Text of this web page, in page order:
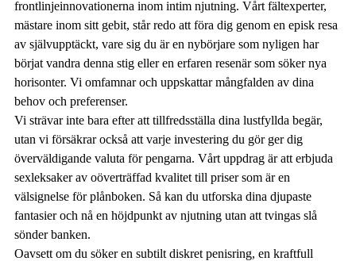
frontlinjeinnovationerna inom intim njutning. Vårt fältexperter,
mästare inom sitt gebit, står redo att föra dig genom en episk resa
av självupptäckt, vare sig du är en nybörjare som nyligen har
börjat vandra denna stig eller en erfaren resenär som söker nya
horisonter. Vi omfamnar och uppskattar mångfalden av dina
behov och preferenser.
Vi strävar inte bara efter att tillfredsställa dina lustfyllda begär,
utan vi försäkrar också att varje investering du gör ger dig
överväldigande valuta för pengarna. Vårt uppdrag är att erbjuda
sexleksaker av oöverträffad kvalitet till priser som är en
välsignelse för plånboken. Så kan du utforska dina djupaste
fantasier och nå en höjdpunkt av njutning utan att tvingas slå
sönder banken.
Oavsett om du söker en subtilt diskret penisring, en kraftfull